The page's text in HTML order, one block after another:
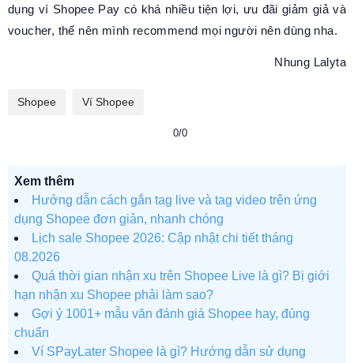
dụng ví Shopee Pay có khá nhiều tiện lợi, ưu đãi giảm giả và
voucher, thế nên mình recommend mọi người nên dùng nha.
Nhung Lalyta
Shopee Ví Shopee
0/0
Xem thêm
Hướng dẫn cách gắn tag live và tag video trên ứng
dụng Shopee đơn giản, nhanh chóng
Lịch sale Shopee 2026: Cập nhật chi tiết tháng
08.2026
Quá thời gian nhận xu trên Shopee Live là gì? Bị giới
hạn nhận xu Shopee phải làm sao?
Gợi ý 1001+ mẫu văn đánh giá Shopee hay, đúng
chuẩn
Ví SPayLater Shopee là gì? Hướng dẫn sử dụng